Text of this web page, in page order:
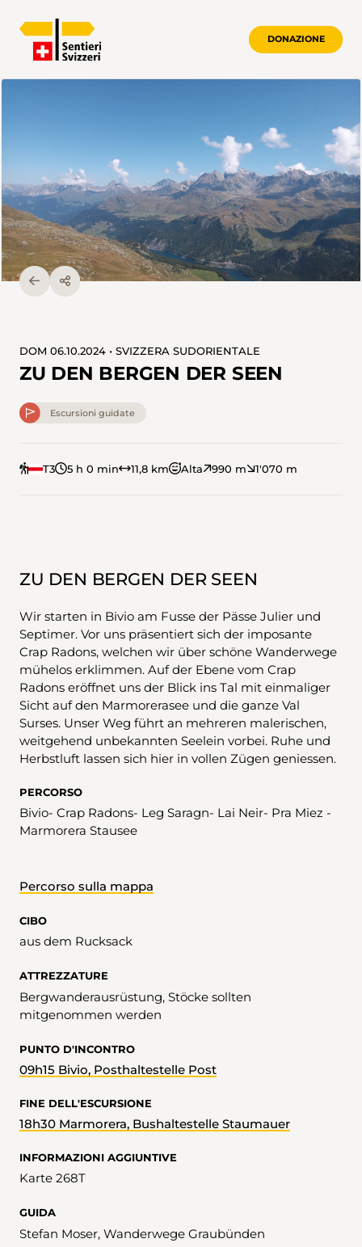
DONAZIONE
DOM 06.10.2024 • SVIZZERA SUDORIENTALE
ZU DEN BERGEN DER SEEN
Escursioni guidate
T3 5 h 0 min 11,8 km Alta 990 m 1'070 m
ZU DEN BERGEN DER SEEN
Wir starten in Bivio am Fusse der Pässe Julier und
Septimer. Vor uns präsentiert sich der imposante
Crap Radons, welchen wir über schöne Wanderwege
mühelos erklimmen. Auf der Ebene vom Crap
Radons eröffnet uns der Blick ins Tal mit einmaliger
Sicht auf den Marmorerasee und die ganze Val
Surses. Unser Weg führt an mehreren malerischen,
weitgehend unbekannten Seelein vorbei. Ruhe und
Herbstluft lassen sich hier in vollen Zügen geniessen.
PERCORSO
Bivio- Crap Radons- Leg Saragn- Lai Neir- Pra Miez -
Marmorera Stausee
Percorso sulla mappa
CIBO
aus dem Rucksack
ATTREZZATURE
Bergwanderausrüstung, Stöcke sollten
mitgenommen werden
PUNTO D'INCONTRO
09h15 Bivio, Posthaltestelle Post
FINE DELL'ESCURSIONE
18h30 Marmorera, Bushaltestelle Staumauer
INFORMAZIONI AGGIUNTIVE
Karte 268T
GUIDA
Stefan Moser, Wanderwege Graubünden